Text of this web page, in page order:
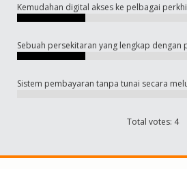
Kemudahan digital akses ke pelbagai
Sebuah persekitaran yang lengkap dengan
Sistem pembayaran tanpa tunai secara
Total votes: 4